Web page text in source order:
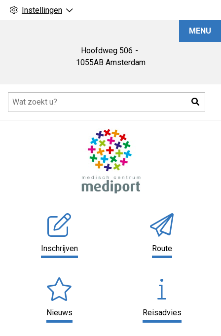
Instellingen
Hoofdweg 506
1055AB Amsterdam
MENU
Inschrijven Route
Nieuws Reisadvies